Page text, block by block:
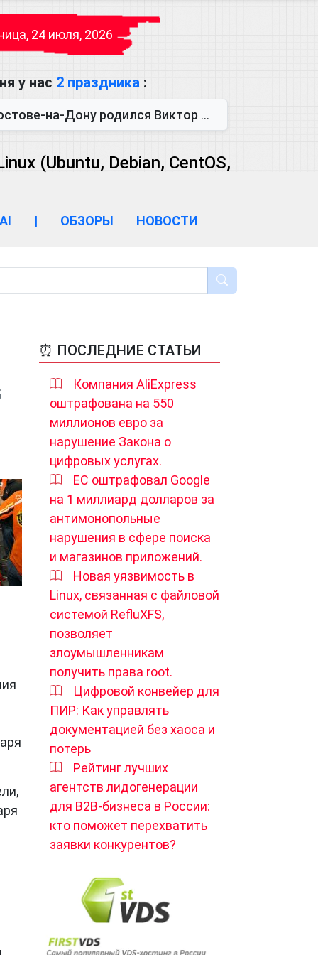
24 июля, 2026
у нас 2 праздника :
Виктор Михайлович Глушков. Под руководством Виктора Михайло...
(Ubuntu, Debian, CentOS,
AI | ОБЗОРЫ НОВОСТИ
⏰ ПОСЛЕДНИЕ СТАТЬИ
Компания AliExpress
оштрафована на 550
миллионов евро за
нарушение Закона о
цифровых услугах.
ЕС оштрафовал Google
на 1 миллиард долларов за
антимонопольные
нарушения в сфере поиска
и магазинов приложений.
Новая уязвимость в
Linux, связанная с файловой
системой RefluXFS,
позволяет
злоумышленникам
получить права root.
Цифровой конвейер для
ПИР: Как управлять
документацией без хаоса и
потерь
Рейтинг лучших
агентств лидогенерации
для B2B-бизнеса в России:
кто поможет перехватить
заявки конкурентов?